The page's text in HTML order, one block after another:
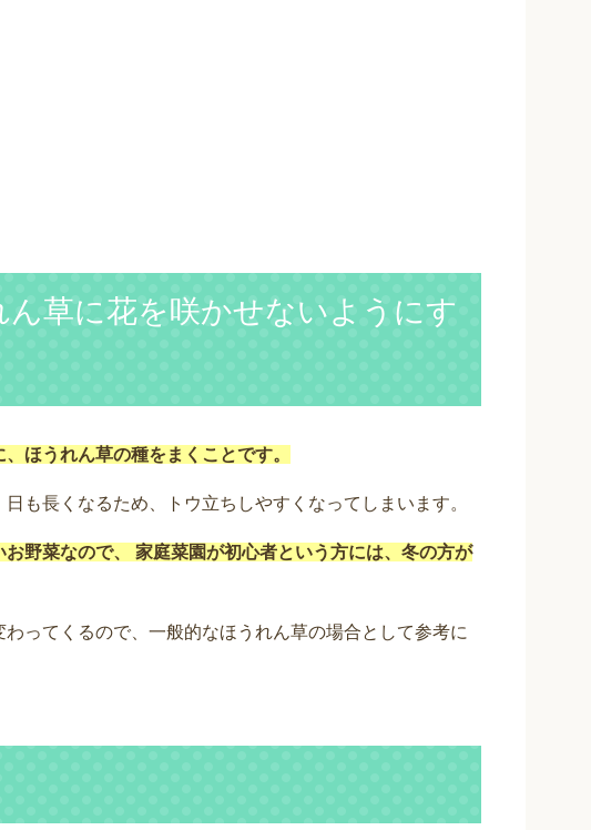
草に花を咲かせないようにす
ほうれん草の種をまくことです。
も長くなるため、トウ立ちしやすくなってしまいます。
野菜なので、 家庭菜園が初心者という方には、冬の方が
ってくるので、一般的なほうれん草の場合として参考に